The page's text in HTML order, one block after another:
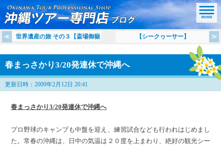
menu
世界遺産の旅 その３【斎場御嶽 【シークヮーサー】
春まっさかり3/20発連休で沖縄へ
更新日時：2009年2月12日 20:41
春まっさかり3/20発連休で沖縄へ
プロ野球のキャンプも中盤を迎え、練習試合なども行われはじめまし
た。常春の沖縄は、日中の気温は２０度を上まわり、絶好の観光シー